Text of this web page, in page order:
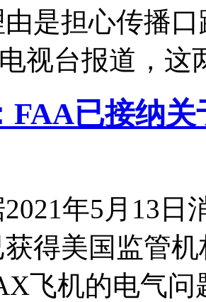
由是担心传播
视台报道，这
FAA已接纳
年5月13日
得美国监管
飞机的电气